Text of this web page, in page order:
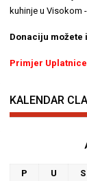
kuhinje u Visokom
Donaciju
Primjer Uplatnice
KALENDAR
P U S